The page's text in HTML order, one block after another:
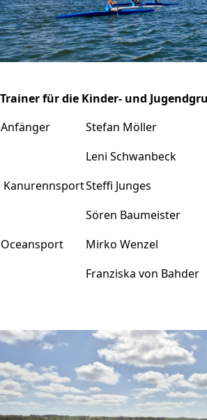
Trainer für die Kinder- und
Anfänger
Stefan Möller
Leni Schwanbeck
KanurennsportSteffi Junges
Sören Baumeister
Oceansport
Mirko Wenzel
Franziska von Bahder